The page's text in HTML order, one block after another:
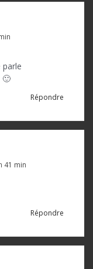
parle
🙂
Répondre
41 min
Répondre